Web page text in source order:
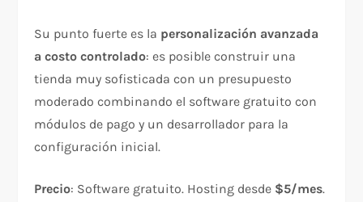
Su punto fuerte es la personalización avanzada
a costo controlado: es posible construir una
tienda muy sofisticada con un presupuesto
moderado combinando el software gratuito con
módulos de pago y un desarrollador para la
configuración inicial.
Precio: Software gratuito. Hosting desde $5/mes.